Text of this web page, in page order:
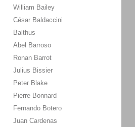
William Bailey
César Baldaccini
Balthus
Abel Barroso
Ronan Barrot
Julius Bissier
Peter Blake
Pierre Bonnard
Fernando Botero
Juan Cardenas